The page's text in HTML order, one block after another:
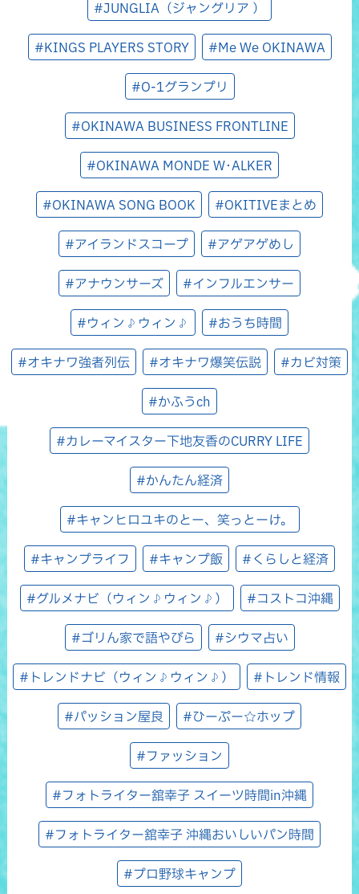
#JUNGLIA（ジャングリア ）
#KINGS PLAYERS STORY #Me We OKINAWA
#O-1グランプリ
#OKINAWA BUSINESS FRONTLINE
#OKINAWA MONDE W･ALKER
#OKINAWA SONG BOOK #OKITIVEまとめ
#アイランドスコープ #アゲアゲめし
#アナウンサーズ #インフルエンサー
#ウィン♪ウィン♪ #おうち時間
#オキナワ強者列伝 #オキナワ爆笑伝説 #カビ対策
#かふうch
#カレーマイスター下地友香のCURRY LIFE
#かんたん経済
#キャンヒロユキのとー、笑っとーけ。
#キャンプライフ #キャンプ飯 #くらしと経済
#グルメナビ（ウィン♪ウィン♪） #コストコ沖縄
#ゴリん家で語やびら #シウマ占い
#トレンドナビ（ウィン♪ウィン♪） #トレンド情報
#パッション屋良 #ひーぷー☆ホップ
#ファッション
#フォトライター舘幸子 スイーツ時間in沖縄
#フォトライター舘幸子 沖縄おいしいパン時間
#プロ野球キャンプ